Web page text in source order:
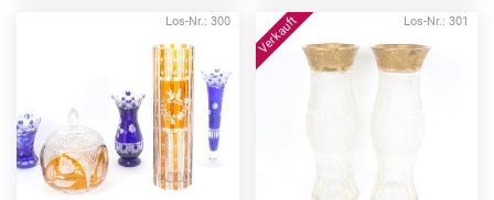
Los-Nr.: 300 Los-Nr.: 301